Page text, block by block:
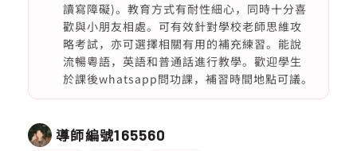
讀寫障礙)。教育方式有耐性細心，同時十分喜
歡與小朋友相處。可有效針對學校老師思維攻
略考試，亦可選擇相關有用的補充練習。能說
流暢粵語，英語和普通話進行教學。歡迎學生
於課後whatsapp問功課，補習時間地點可議。
導師編號165560